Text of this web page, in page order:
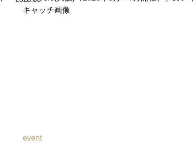
event